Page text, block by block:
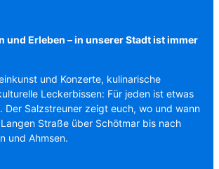
und Erleben – in unserer Stadt ist immer
und Konzerte, kulinarische
Leckerbissen: Für jeden ist etwas
Der Salzstreuner zeigt euch, wo und wann
Straße über Schötmar bis nach
und Ahmsen.